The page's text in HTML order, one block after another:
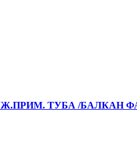
ТУБА /БАЛКАН